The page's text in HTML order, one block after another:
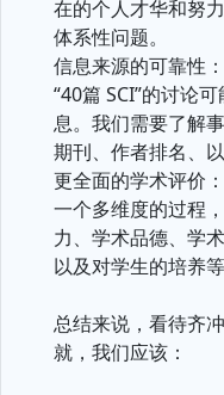
在的个人才华和努
体系性问题。
信息来源的可靠性
“40篇 SCI”的讨论
息。我们需要了解
期刊、作者排名、
更全面的学术评价
一个多维度的过程
力、学术品德、学
以及对学生的培养等
总结来说，看待齐
就，我们应该：